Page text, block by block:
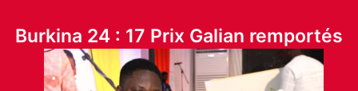
Burkina 24 : 17 Prix Galian remportés